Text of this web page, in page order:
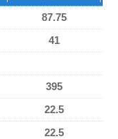
87.75
41
395
22.5
22.5